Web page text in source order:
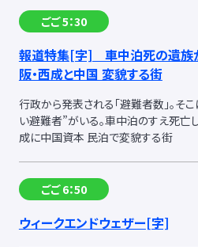
ごご 5：30
報道特集[字] 車中泊死の遺族
阪・西成と中国 変貌する街
行政から発表される「避難者数」。そ
い避難者”がいる。車中泊のすえ死
成に中国資本 民泊で変貌する街
ごご 6：50
ウィークエンドウェザー[字]